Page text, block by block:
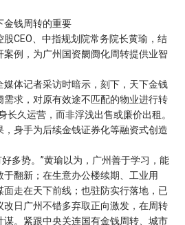
钱周转的重要
CEO、中指规划院常务院长黄瑜，结
例，为广州国资阛阓化周转提供业智
体记者采访时暗示，刻下，天下金钱
需求，对原有效途不匹配的物业进行转
长久运营，而非浮浅出售或廉价出租。
身手为后续金钱证券化等融资式创造
多势。”黄瑜以为，广州善于学习，能
翻新；在生意办公楼续期、工业用
走在天下前线；也驻防实行落地，已
日广州不错多弃取正向激发，在周转
。紧跟中央关连国有金钱周转、城市